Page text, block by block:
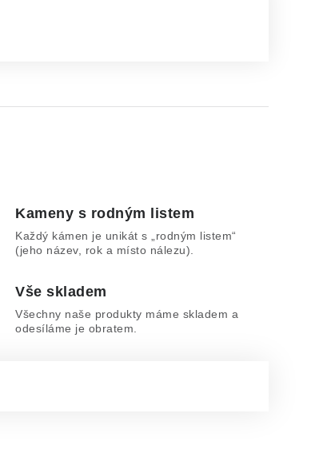
Kameny s rodným listem
Každý kámen je unikát s „rodným listem“
(jeho název, rok a místo nálezu).
Vše skladem
Všechny naše produkty máme skladem a
odesíláme je obratem.